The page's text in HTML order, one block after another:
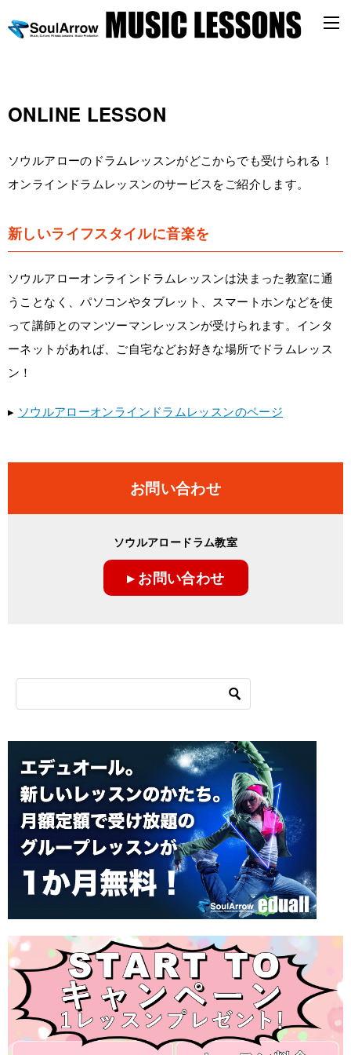
ONLINE LESSON
ソウルアローのドラムレッスンがどこからでも受けられる！
オンラインドラムレッスンのサービスをご紹介します。
新しいライフスタイルに音楽を
ソウルアローオンラインドラムレッスンは決まった教室に通
うことなく、パソコンやタブレット、スマートホンなどを使
って講師とのマンツーマンレッスンが受けられます。インタ
ーネットがあれば、ご自宅などお好きな場所でドラムレッス
ン！
▸ ソウルアローオンラインドラムレッスンのページ
お問い合わせ
ソウルアロードラム教室
▸ お問い合わせ